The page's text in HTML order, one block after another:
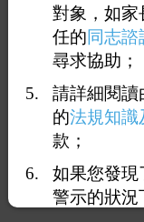
對象，如家
任的同志諮
尋求協助；
請詳細閱讀
的法規知識
款；
如果您發現
警示的狀況